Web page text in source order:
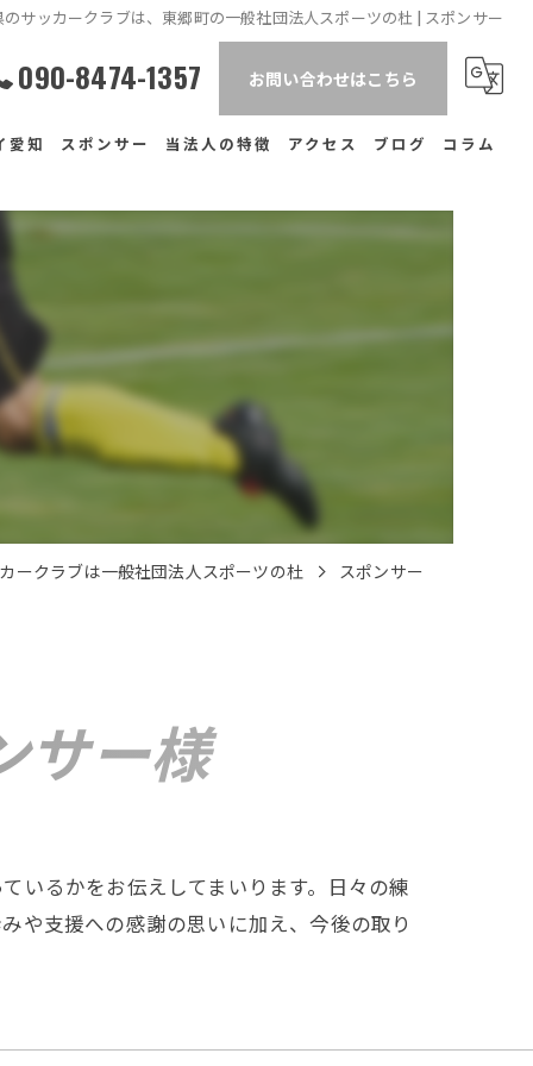
サッカークラブは、東郷町の一般社団法人スポーツの杜 | スポンサー
090-8474-1357 お問い合わせはこちら
愛知
ル
スポンサー 当法人の特徴
各務原市のサッカークラブ
小学生
アクセス
一般社団法人スポーツの杜
ブログ コラム
ークラブは一般社団法人スポーツの杜 スポンサー
サー様
いるかをお伝えしてまいります。日々の練
や支援への感謝の思いに加え、今後の取り